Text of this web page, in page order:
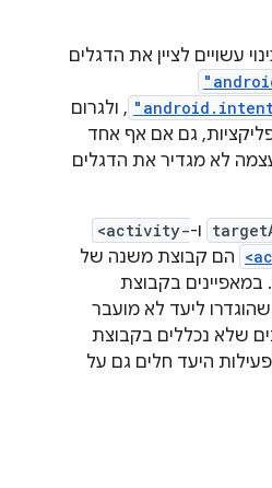
, ולגרום
גם אם אף אחד
לא מגדיר את הדגלים
ו-<activity-
הם קבוצת משנה של
. במאפיינים בקבוצת
ליעד לא מועבר
שלא נכללים בקבוצת
היעד חלים גם על